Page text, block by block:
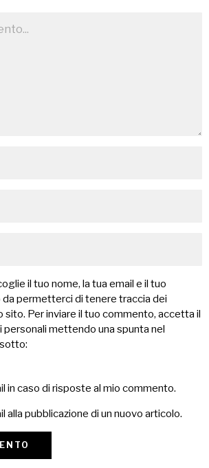
il tuo nome, la tua email e il tuo
permetterci di tenere traccia dei
Per inviare il tuo commento, accetta il
mettendo una spunta nel
in caso di risposte al mio commento.
alla pubblicazione di un nuovo articolo.